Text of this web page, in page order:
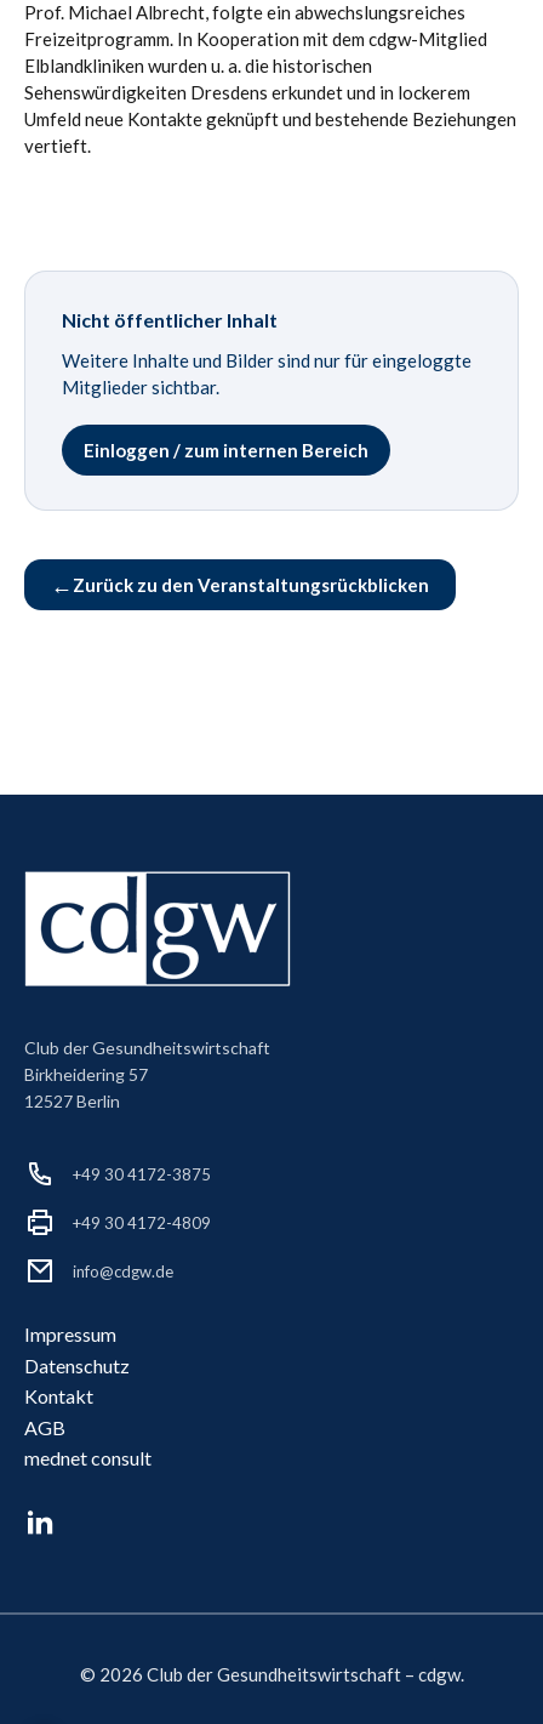
Prof. Michael Albrecht, folgte ein abwechslungsreiches
Freizeitprogramm. In Kooperation mit dem cdgw-Mitglied
Elblandkliniken wurden u. a. die historischen
Sehenswürdigkeiten Dresdens erkundet und in lockerem
Umfeld neue Kontakte geknüpft und bestehende Beziehungen
vertieft.
Nicht öffentlicher Inhalt
Weitere Inhalte und Bilder sind nur für eingeloggte
Mitglieder sichtbar.
Einloggen / zum internen Bereich
← Zurück zu den Veranstaltungsrückblicken
Club der Gesundheitswirtschaft
Birkheidering 57
12527 Berlin
+49 30 4172-3875
+49 30 4172-4809
info@cdgw.de
Impressum
Datenschutz
Kontakt
AGB
mednet consult
© 2026 Club der Gesundheitswirtschaft – cdgw.